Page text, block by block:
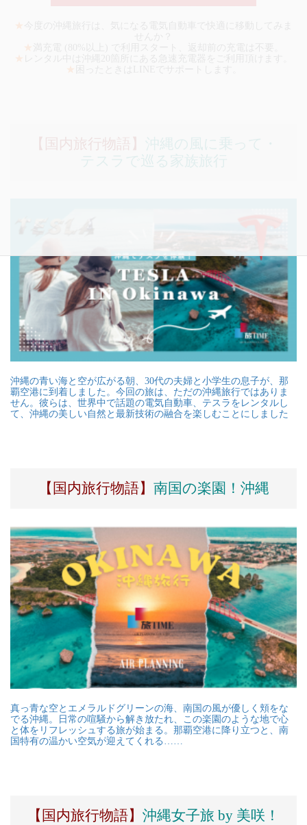
★
★
★
★
【国内旅行物語】 沖縄の風に乗って・
テスラで巡る家族旅行
沖縄の青い海と空が広がる朝、30代の夫婦と小学生の息子が、那
覇空港に到着しました。今回の旅は、ただの沖縄旅行ではありま
せん。彼らは、世界中で話題の電気自動車、テスラをレンタルし
て、沖縄の美しい自然と最新技術の融合を楽しむことにしました
【国内旅行物語】 南国の楽園！沖縄
真っ青な空とエメラルドグリーンの海、南国の風が優しく頬をな
でる沖縄。日常の喧騒から解き放たれ、この楽園のような地で心
と体をリフレッシュする旅が始まる。那覇空港に降り立つと、南
国特有の温かい空気が迎えてくれる……
【国内旅行物語】 沖縄女子旅 by 美咲！